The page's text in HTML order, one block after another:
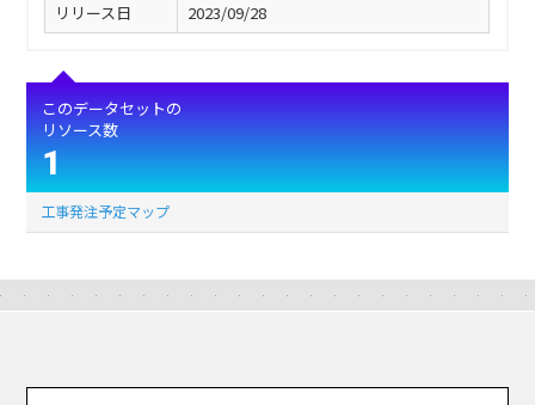
リリース日 2023/09/28
このデータセットの
リソース数
1
工事発注予定マップ